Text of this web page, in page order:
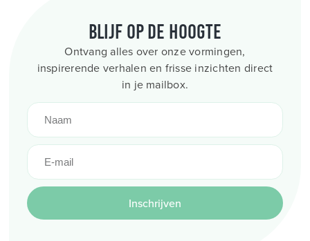
Blijf op de hoogte
Ontvang alles over onze vormingen,
inspirerende verhalen en frisse inzichten direct
in je mailbox.
Inschrijven